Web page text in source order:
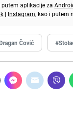
aplikacije za
| Instagram, kao i putem
Čović